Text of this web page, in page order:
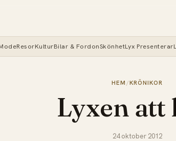
ResorKulturBilar & FordonSkönhetLyx Presenterar
HEM /KRÖNIKOR
Lyxen att
24 oktober 2012